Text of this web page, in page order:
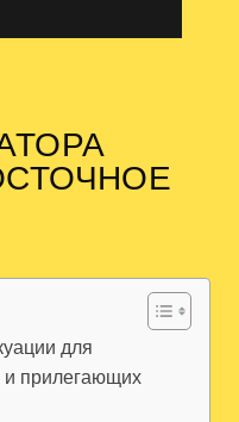
для
прилегающих